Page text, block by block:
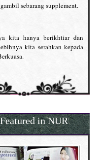
sebarang supplement.
kita hanya berikhtiar dan
kita serahkan kepada
Featured in NUR